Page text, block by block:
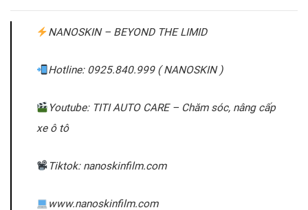
NANOSKIN – BEYOND THE LIMID
Hotline: 0925.840.999 ( NANOSKIN )
Youtube: TITI AUTO CARE – Chăm sóc, nâng cấp
xe ô tô
Tiktok: nanoskinfilm.com
www.nanoskinfilm.com